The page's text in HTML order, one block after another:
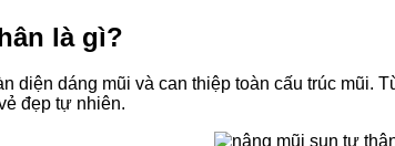
là gì?
diện dáng mũi và can thiệp toàn cấu trúc
đẹp tự nhiên.